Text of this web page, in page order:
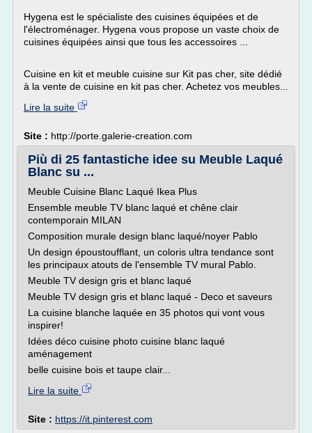
Hygena est le spécialiste des cuisines équipées et de
l'électroménager. Hygena vous propose un vaste choix de
cuisines équipées ainsi que tous les accessoires ...
Cuisine en kit et meuble cuisine sur Kit pas cher, site dédié
à la vente de cuisine en kit pas cher. Achetez vos meubles...
Lire la suite
Site : http://porte.galerie-creation.com
Più di 25 fantastiche idee su Meuble Laqué
Blanc su ...
Meuble Cuisine Blanc Laqué Ikea Plus
Ensemble meuble TV blanc laqué et chêne clair
contemporain MILAN
Composition murale design blanc laqué/noyer Pablo
Un design époustoufflant, un coloris ultra tendance sont
les principaux atouts de l'ensemble TV mural Pablo.
Meuble TV design gris et blanc laqué
Meuble TV design gris et blanc laqué - Deco et saveurs
La cuisine blanche laquée en 35 photos qui vont vous
inspirer!
Idées déco cuisine photo cuisine blanc laqué
aménagement
belle cuisine bois et taupe clair...
Lire la suite
Site : https://it.pinterest.com